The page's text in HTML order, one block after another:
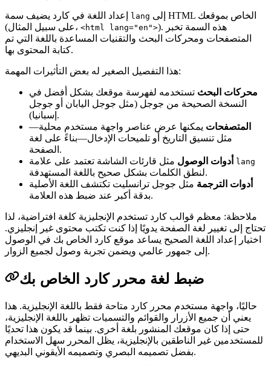
lang
(على سبيل المثال، <html lang="en">). هذه السمة تخبر
المتصفحات ومحركات البحث والتقنيات المساعدة باللغة التي تم
كتابة المحتوى بها.
هذا التفصيل الصغير له بعض التأثيرات المهمة:
محركات البحث تستخدمه لفهرسة موقعك بشكل أفضل في
النسخة الصحيحة من جوجل (مثل جوجل اليابان أو جوجل
إسبانيا).
المتصفحات يمكنها عرض عناصر واجهة مستخدم محلية—
مثل تنسيق التاريخ أو تلميحات الإدخال—بناءً على لغة
الصفحة.
أدوات الوصول lang
لنطق الكلمات بشكل صحيح باللغة المستهدفة.
أدوات الترجمة مثل جوجل ترانسليت تكتشف اللغة الأصلية
بدقة أكبر عند ضبط هذه العلامة.
ملاحظة: معظم قوالب كارد تستخدم الإنجليزية كلغة افتراضية، لذا
تحتاج إلى تغيير لغة الصفحة يدويًا إذا كنت تكتب محتوى غير إنجليزي.
اختيار إعداد اللغة الصحيح يساعد موقع كارد الخاص بك في الوصول
إلى جمهور عالمي ويضمن تجربة وصول لجميع الزوار.
ضبط لغة محرر كارد الخاص بك
حاليًا، واجهة مستخدم محرر كارد متاحة فقط باللغة الإنجليزية. هذا
يعني أن جميع الأزرار والقوائم والتسميات تظهر باللغة الإنجليزية،
حتى إذا كان موقعك المنشور بلغة أخرى. بينما قد يكون هذا تحديًا
للمستخدمين غير الناطقين بالإنجليزية، يظل المحرر سهل الاستخدام
بفضل تصميمه البصري وتصميمه الأيقوني البديهي.